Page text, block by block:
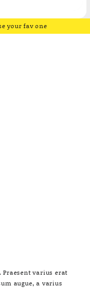
your fav one
varius erat
augue, a varius